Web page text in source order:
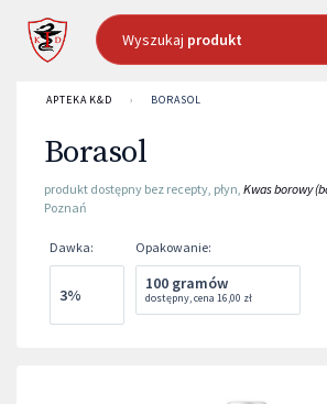
Wyszukaj produkt
APTEKA K&D › BORASOL
Borasol
produkt dostępny bez recepty, płyn, Kwas borowy
Poznań
Dawka:
3%
Opakowanie:
100 gramów
dostępny,cena 16,00 zł